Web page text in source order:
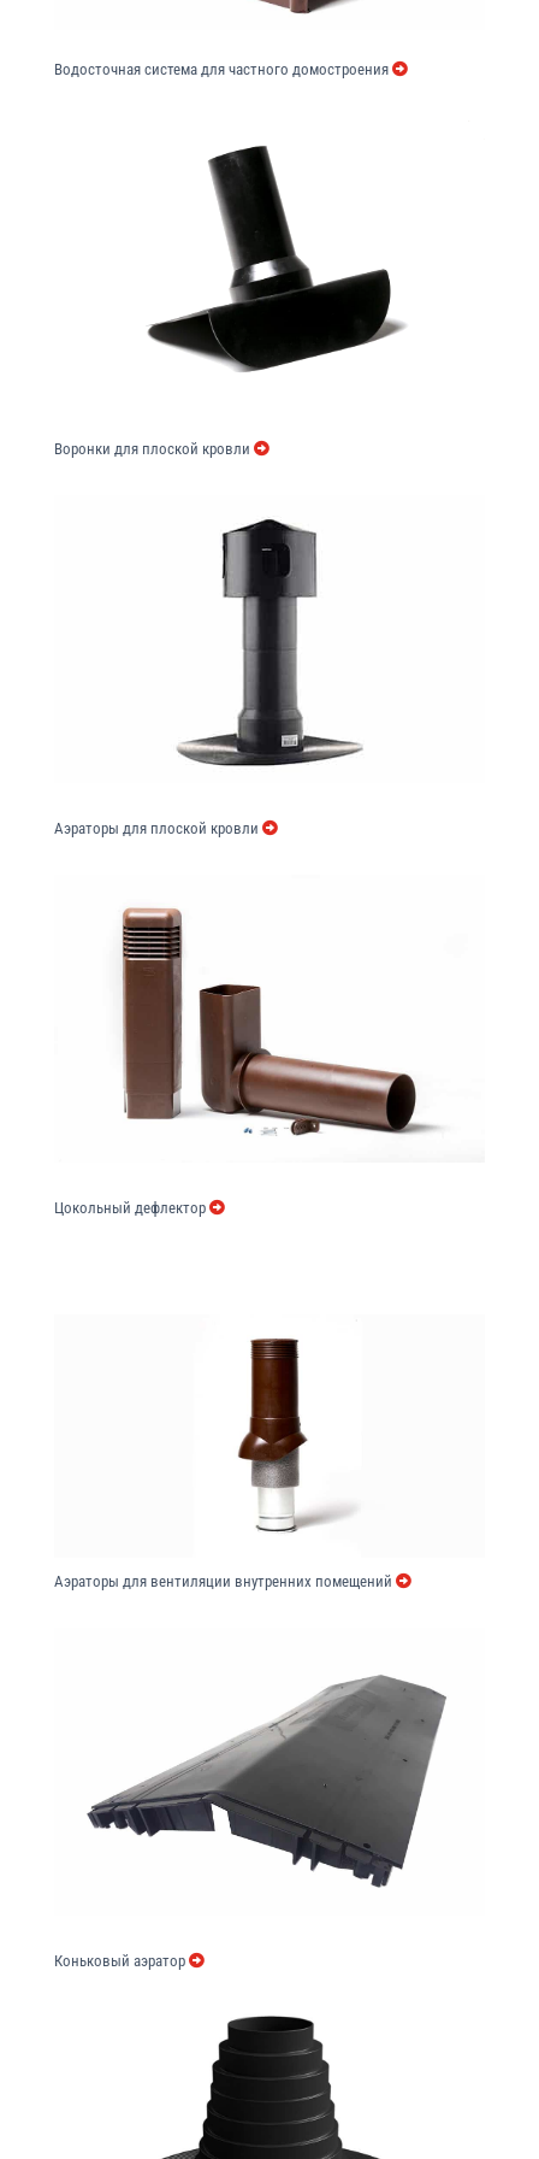
Водосточная система для частного домостроения
Воронки для плоской кровли
Аэраторы для плоской кровли
Цокольный дефлектор
Аэраторы для вентиляции внутренних помещений
Коньковый аэратор